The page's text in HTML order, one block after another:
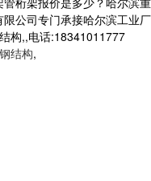
公司专门承接哈尔滨工业厂
构,,电话:18341011777
钢结构,